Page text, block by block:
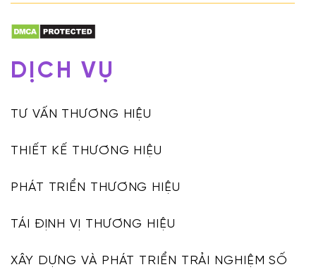
DỊCH VỤ
TƯ VẤN THƯƠNG HIỆU
THIẾT KẾ THƯƠNG HIỆU
PHÁT TRIỂN THƯƠNG HIỆU
TÁI ĐỊNH VỊ THƯƠNG HIỆU
XÂY DỰNG VÀ PHÁT TRIỂN TRẢI NGHIỆM SỐ